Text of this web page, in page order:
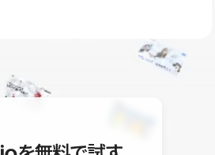
できるコミュニティもご利用ください。